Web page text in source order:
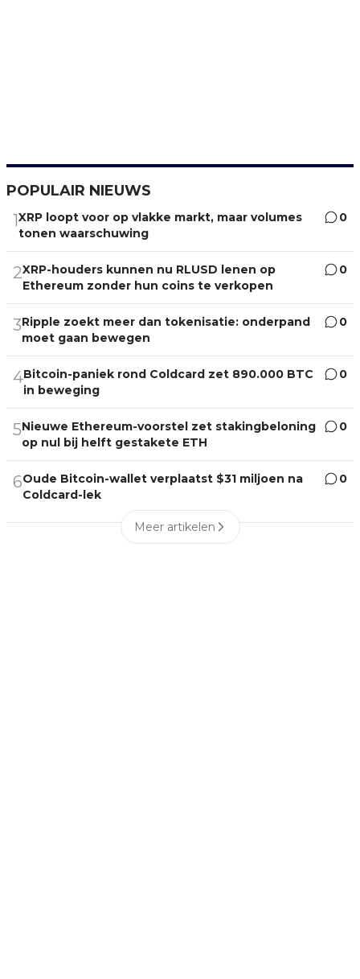
POPULAIR NIEUWS
1XRP loopt voor op vlakke markt, maar volumes
tonen waarschuwing
0
2XRP-houders kunnen nu RLUSD lenen op
Ethereum zonder hun coins te verkopen
0
3Ripple zoekt meer dan tokenisatie: onderpand
moet gaan bewegen
0
4Bitcoin-paniek rond Coldcard zet 890.000 BTC
in beweging
0
5Nieuwe Ethereum-voorstel zet stakingbeloning
op nul bij helft gestakete ETH
0
6Oude Bitcoin-wallet verplaatst $31 miljoen na
Coldcard-lek
0
Meer artikelen